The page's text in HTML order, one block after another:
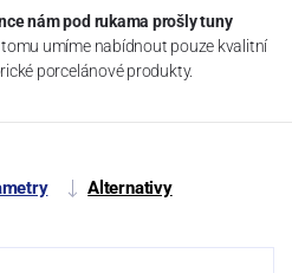
nám pod rukama prošly tuny
tomu umíme nabídnout pouze kvalitní
porcelánové produkty.
Alternativy